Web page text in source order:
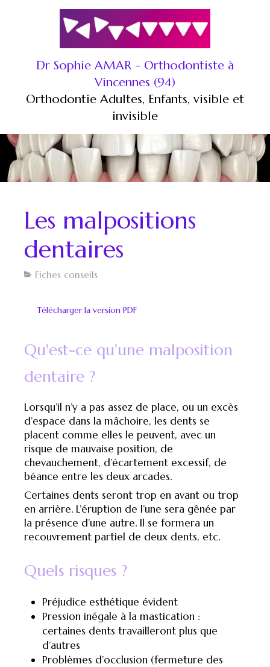
Dr Sophie AMAR - Orthodontiste à
Vincennes (94)
Orthodontie Adultes, Enfants, visible et
invisible
Les malpositions
dentaires
Fiches conseils
Télécharger la version PDF
Qu'est-ce qu'une malposition
dentaire ?
Lorsqu’il n’y a pas assez de place, ou un excès
d’espace dans la mâchoire, les dents se
placent comme elles le peuvent, avec un
risque de mauvaise position, de
chevauchement, d’écartement excessif, de
béance entre les deux arcades.
Certaines dents seront trop en avant ou trop
en arrière. L’éruption de l’une sera gênée par
la présence d’une autre. Il se formera un
recouvrement partiel de deux dents, etc.
Quels risques ?
Préjudice esthétique évident
Pression inégale à la mastication :
certaines dents travailleront plus que
d’autres
Problèmes d’occlusion (fermeture des